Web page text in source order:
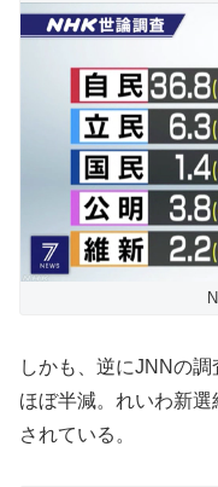
しかも、逆にJNNの
ほぼ半減。れいわ新
されている。